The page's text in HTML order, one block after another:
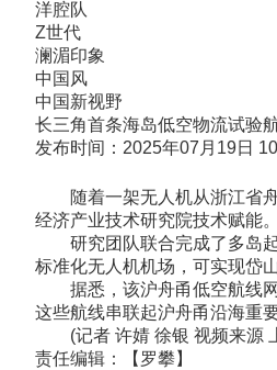
洋腔队
Z世代
澜湄印象
中国风
中国新视野
长三角首条海岛低空物流试验
发布时间：2025年07月19日
随着一架无人机从浙江省舟
经济产业技术研究院技术赋能。
研究团队联合完成了多岛起
标准化无人机机场，可实现岱
据悉，该沪舟甬低空航线网
这些航线串联起沪舟甬沿海重
(记者 许婧 徐银 视频来源
责任编辑：【罗攀】